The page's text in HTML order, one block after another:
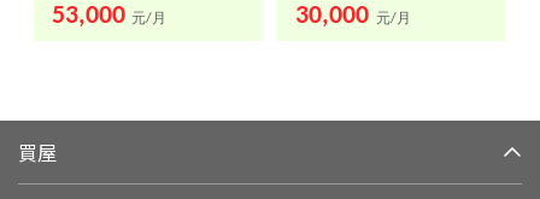
53,000 元/月 30,000 元/月
買屋